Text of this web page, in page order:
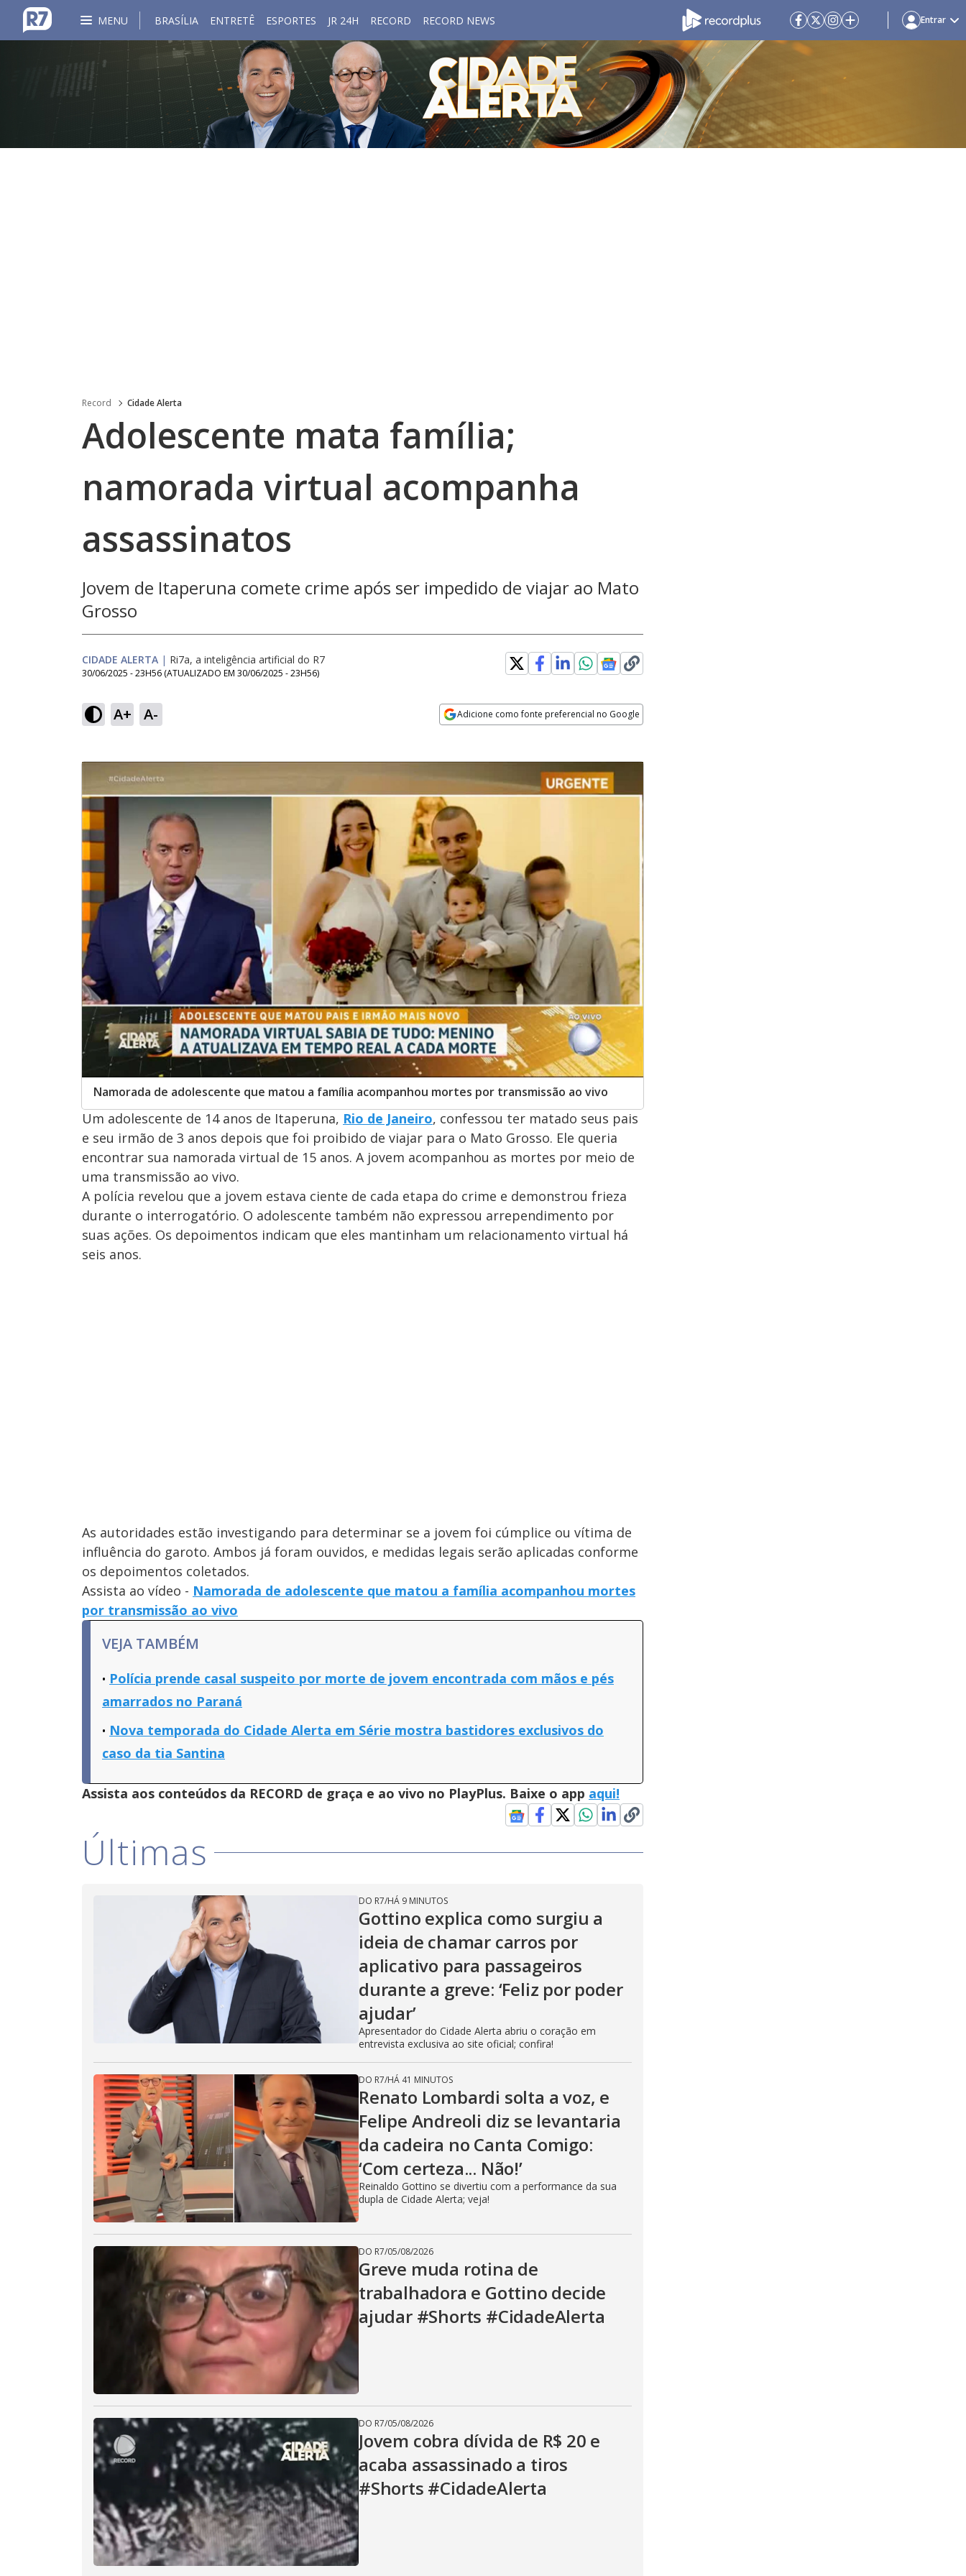
MENU BRASÍLIA ENTRETÊ ESPORTES JR 24H RECORD RECORD NEWS Entrar
Record Cidade Alerta
Adolescente mata família;
namorada virtual acompanha
assassinatos
Jovem de Itaperuna comete crime após ser impedido de viajar ao Mato
Grosso
CIDADE ALERTA | Ri7a, a inteligência artificial do R7
30/06/2025 - 23H56 (ATUALIZADO EM 30/06/2025 - 23H56)
A+ A- Adicione como fonte preferencial no Google
Namorada de adolescente que matou a família acompanhou mortes por transmissão ao vivo
Um adolescente de 14 anos de Itaperuna, Rio de Janeiro, confessou ter matado seus pais
e seu irmão de 3 anos depois que foi proibido de viajar para o Mato Grosso. Ele queria
encontrar sua namorada virtual de 15 anos. A jovem acompanhou as mortes por meio de
uma transmissão ao vivo.
A polícia revelou que a jovem estava ciente de cada etapa do crime e demonstrou frieza
durante o interrogatório. O adolescente também não expressou arrependimento por
suas ações. Os depoimentos indicam que eles mantinham um relacionamento virtual há
seis anos.
As autoridades estão investigando para determinar se a jovem foi cúmplice ou vítima de
influência do garoto. Ambos já foram ouvidos, e medidas legais serão aplicadas conforme
os depoimentos coletados.
Assista ao vídeo - Namorada de adolescente que matou a família acompanhou mortes
por transmissão ao vivo
VEJA TAMBÉM
Polícia prende casal suspeito por morte de jovem encontrada com mãos e pés
amarrados no Paraná
Nova temporada do Cidade Alerta em Série mostra bastidores exclusivos do
caso da tia Santina
Assista aos conteúdos da RECORD de graça e ao vivo no PlayPlus. Baixe o app aqui!
Últimas
DO R7/HÁ 9 MINUTOS
Gottino explica como surgiu a
ideia de chamar carros por
aplicativo para passageiros
durante a greve: ‘Feliz por poder
ajudar’
Apresentador do Cidade Alerta abriu o coração em
entrevista exclusiva ao site oficial; confira!
DO R7/HÁ 41 MINUTOS
Renato Lombardi solta a voz, e
Felipe Andreoli diz se levantaria
da cadeira no Canta Comigo:
‘Com certeza... Não!’
Reinaldo Gottino se divertiu com a performance da sua
dupla de Cidade Alerta; veja!
DO R7/05/08/2026
Greve muda rotina de
trabalhadora e Gottino decide
ajudar #Shorts #CidadeAlerta
DO R7/05/08/2026
Jovem cobra dívida de R$ 20 e
acaba assassinado a tiros
#Shorts #CidadeAlerta